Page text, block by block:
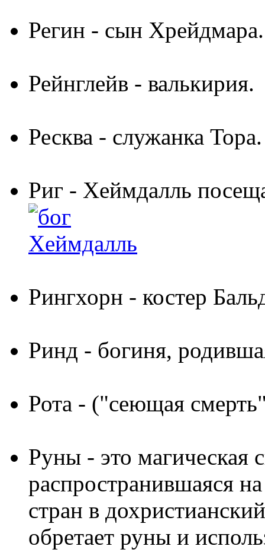
Регин - сын Хрейдмара.
Рейнглейв - валькирия.
Ресква - служанка Тора.
Риг - Хеймдалль
Рингхорн - костер
Ринд - богиня,
Рота - ("сеющая
Руны - это магическая
распространившаяся
стран в
обретает руны и